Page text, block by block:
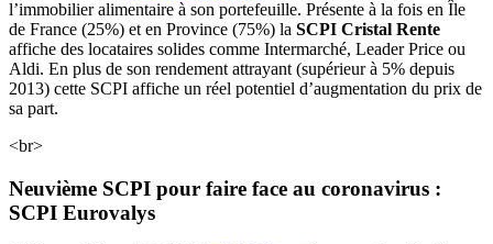
l’immobilier alimentaire à son portefeuille. Présente à la fois en Île
de France (25%) et en Province (75%) la SCPI Cristal Rente
affiche des locataires solides comme Intermarché, Leader Price ou
Aldi. En plus de son rendement attrayant (supérieur à 5% depuis
2013) cette SCPI affiche un réel potentiel d’augmentation du prix de
sa part.
<br>
Neuvième SCPI pour faire face au coronavirus :
SCPI Eurovalys